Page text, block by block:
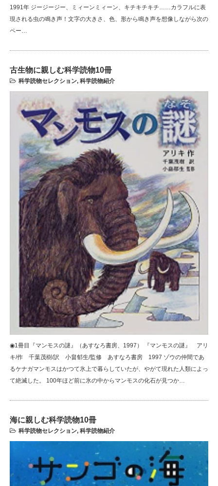
1991年 ジージージー、ミィーンミィーン、キチキチキチ……カラフルに表
現される虫の鳴き声！文字の大きさ、色、形から鳴き声を想像しながら次の
ペー…
古生物に親しむ科学読物10冊
科学読物セレクション, 科学読物紹介
◉1冊目『マンモスの謎』（あすなろ書房、1997） 『マンモスの謎』 アリ
キ/作 千葉茂樹/訳 小畠郁生/監修 あすなろ書房 1997 ゾウの仲間であ
るケナガマンモスはかつて氷上で暮らしていたが、やがて現れた人類によっ
て絶滅した。 100年ほど前に氷の中からマンモスの化石が見つか…
海に親しむ科学読物10冊
科学読物セレクション, 科学読物紹介